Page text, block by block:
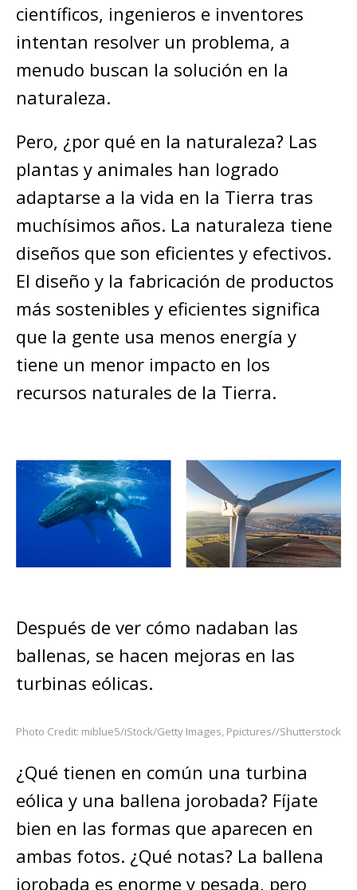
científicos, ingenieros e inventores
intentan resolver un problema, a
menudo buscan la solución en la
naturaleza.
Pero, ¿por qué en la naturaleza? Las
plantas y animales han logrado
adaptarse a la vida en la Tierra tras
muchísimos años. La naturaleza tiene
diseños que son eficientes y efectivos.
El diseño y la fabricación de productos
más sostenibles y eficientes significa
que la gente usa menos energía y
tiene un menor impacto en los
recursos naturales de la Tierra.
Después de ver cómo nadaban las
ballenas, se hacen mejoras en las
turbinas eólicas.
Photo Credit: miblue5/iStock/Getty Images, Ppictures//Shutterstock
¿Qué tienen en común una turbina
eólica y una ballena jorobada? Fíjate
bien en las formas que aparecen en
ambas fotos. ¿Qué notas? La ballena
jorobada es enorme y pesada, pero